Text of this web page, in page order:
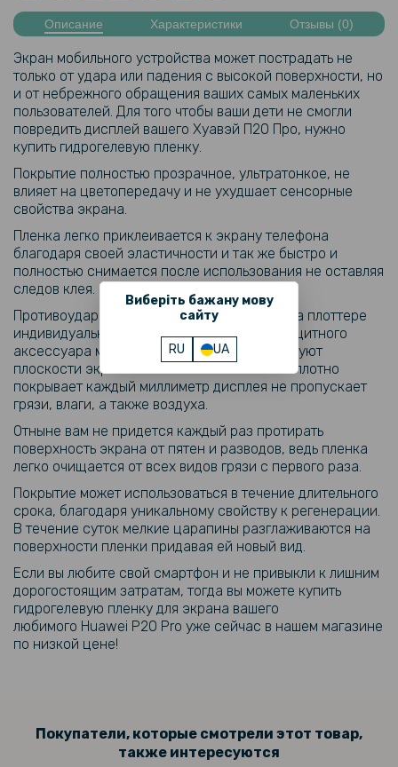
Виберіть бажану мову
сайту
RU UA
Описание Характеристики Отзывы (0)
Экран мобильного устройства может пострадать не
только от удара или падения с высокой поверхности, но
и от небрежного обращения ваших самых маленьких
пользователей. Для того чтобы ваши дети не смогли
повредить дисплей вашего Хуавэй П20 Про, нужно
купить гидрогелевую пленку.
Покрытие полностью прозрачное, ультратонкое, не
влияет на цветопередачу и не ухудшает сенсорные
свойства экрана.
Пленка легко приклеивается к экрану телефона
благодаря своей эластичности и так же быстро и
полностью снимается после использования не оставляя
следов клея.
Противоударная пленка изготавливается на плоттере
индивидуально под ваш заказ. Размеры защитного
аксессуара максимально точно соответствуют
плоскости экрана Huawei P20 Pro. Пленка плотно
покрывает каждый миллиметр дисплея не пропускает
грязи, влаги, а также воздуха.
Отныне вам не придется каждый раз протирать
поверхность экрана от пятен и разводов, ведь пленка
легко очищается от всех видов грязи с первого раза.
Покрытие может использоваться в течение длительного
срока, благодаря уникальному свойству к регенерации.
В течение суток мелкие царапины разглаживаются на
поверхности пленки придавая ей новый вид.
Если вы любите свой смартфон и не привыкли к лишним
дорогостоящим затратам, тогда вы можете купить
гидрогелевую пленку для экрана вашего
любимого Huawei P20 Pro уже сейчас в нашем магазине
по низкой цене!
Покупатели, которые смотрели этот товар,
также интересуются